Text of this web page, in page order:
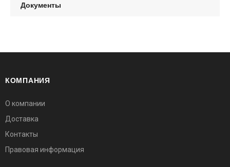
Документы
КОМПАНИЯ
О компании
Доставка
Контакты
Правовая информация